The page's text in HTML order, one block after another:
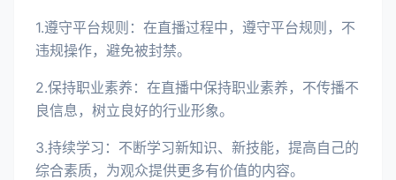
1.遵守平台规则：在直播过程中，遵守平台规则，不
违规操作，避免被封禁。
2.保持职业素养：在直播中保持职业素养，不传播不
良信息，树立良好的行业形象。
3.持续学习：不断学习新知识、新技能，提高自己的
综合素质，为观众提供更多有价值的内容。